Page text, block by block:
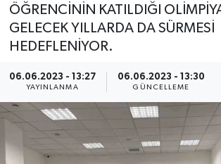
ÖĞRENCİNİN KATILDIĞI
GELECEK YILLARDA DA SÜRMESİ
HEDEFLENİYOR.
06.06.2023 - 13:27
YAYINLANMA
06.06.2023 - 13:30
GÜNCELLEME